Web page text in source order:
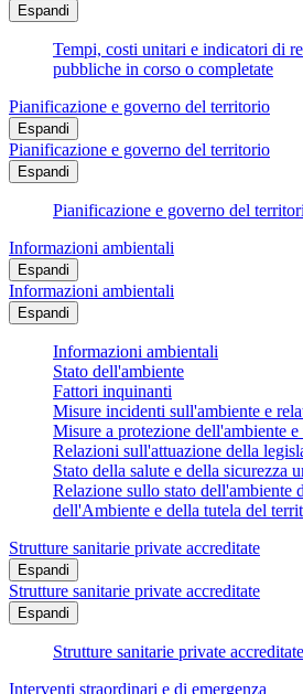
Espandi
Tempi, costi unitari e indicatori di
pubbliche in corso o completate
Pianificazione e governo del territorio
Espandi
Pianificazione e governo del territorio
Espandi
Pianificazione e governo del
Informazioni ambientali
Espandi
Informazioni ambientali
Espandi
Informazioni ambientali
Stato dell'ambiente
Fattori inquinanti
Misure incidenti sull'ambiente e
Misure a protezione dell'ambiente
Relazioni sull'attuazione della
Stato della salute e della sicurezza
Relazione sullo stato dell'ambiente
dell'Ambiente e della tutela del
Strutture sanitarie private accreditate
Espandi
Strutture sanitarie private accreditate
Espandi
Strutture sanitarie private accreditate
Interventi straordinari e di emergenza